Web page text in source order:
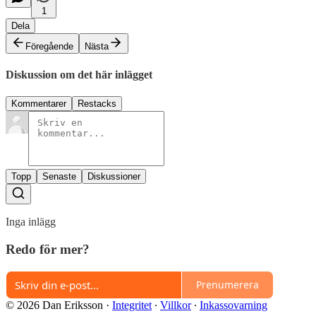
1
Dela
Föregående
Nästa
Diskussion om det här inlägget
Kommentarer Restacks
Topp Senaste Diskussioner
Inga inlägg
Redo för mer?
Prenumerera
© 2026 Dan Eriksson · Integritet ∙ Villkor∙ Inkassovarning